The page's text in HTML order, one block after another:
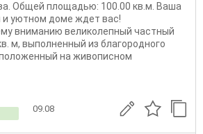
Общей площадью: 100.00 кв.м. Ваша
уютном доме ждет вас!
вниманию великолепный частный
м, выполненный из благородного
на живописном
09.08